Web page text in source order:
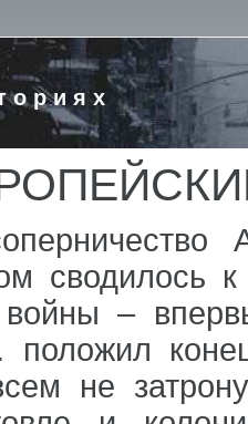
сводилось
войны –
положил
не